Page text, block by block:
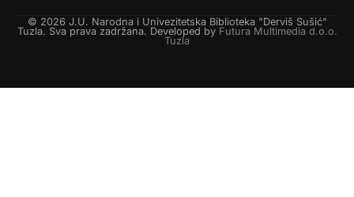
© 2026 J.U. Narodna i Univezitetska Biblioteka "Derviš Sušić"
Tuzla. Sva prava zadržana. Developed by Futura Multimedia d.o.o.
Tuzla